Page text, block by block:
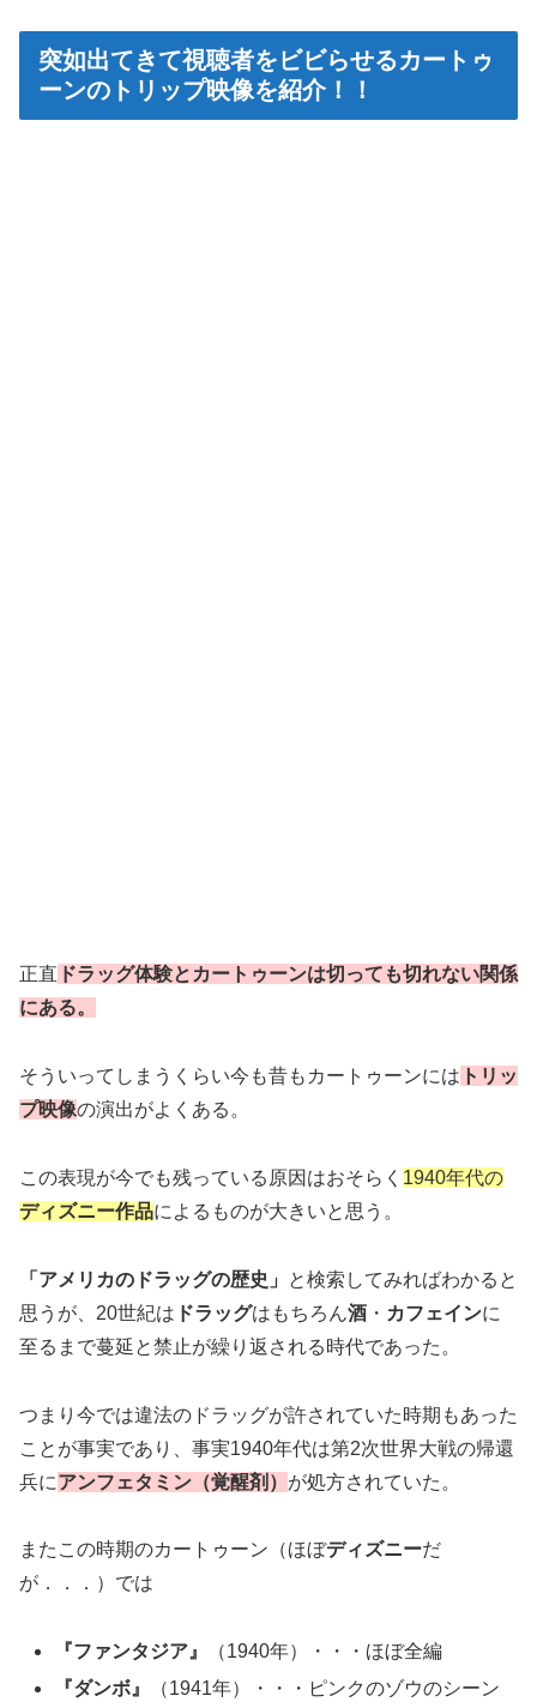
突如出てきて視聴者をビビらせるカートゥ
ーンのトリップ映像を紹介！！
正直 ドラッグ体験とカートゥーンは切っても切れない関係
にある。
そういってしまうくらい今も昔もカートゥーンには トリッ
プ映像の演出がよくある。
この表現が今でも残っている原因はおそらく 1940年代の
ディズニー作品によるものが大きいと思う。
「アメリカのドラッグの歴史」
と検索してみればわかると
思うが、20世紀は ドラッグはもちろん酒 ・ カフェインに
至るまで蔓延と禁止が繰り返される時代であった。
つまり今では違法のドラッグが許されていた時期もあった
ことが事実であり、事実1940年代は第2次世界大戦の帰還
兵にアンフェタミン（覚醒剤） が処方されていた。
またこの時期のカートゥーン（ほぼディズニーだ
が．．．）では
『ファンタジア』
（1940年）・・・ほぼ全編
『ダンボ』
（1941年）・・・ピンクのゾウのシーン